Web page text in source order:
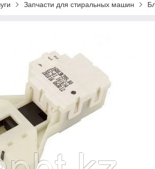
Запчасти для стиральных машин